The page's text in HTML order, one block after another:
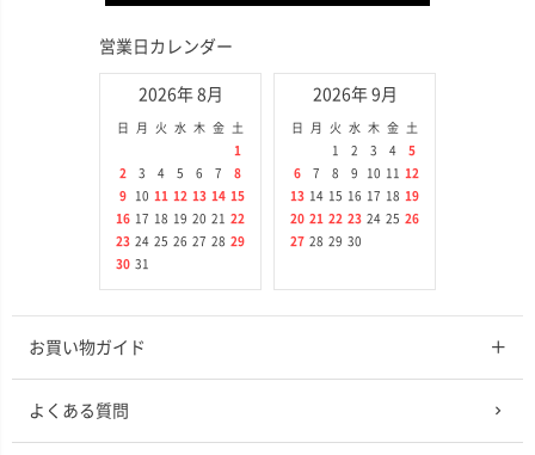
営業日カレンダー
2026年 8月
日 月 火 水 木 金
土
1
2
3 4 5 6 7
8
9
10 11 12 13 14 15
16 17 18 19 20 21
22
23 24 25 26 27 28 29
30 31
2026年 9月
日 月 火 水 木 金
土
1
2 3 4
5
6
7 8 9 10 11
12
13 14 15 16 17 18 19
20 21 22 23 24 25 26
27 28 29 30
お買い物ガイド
よくある質問